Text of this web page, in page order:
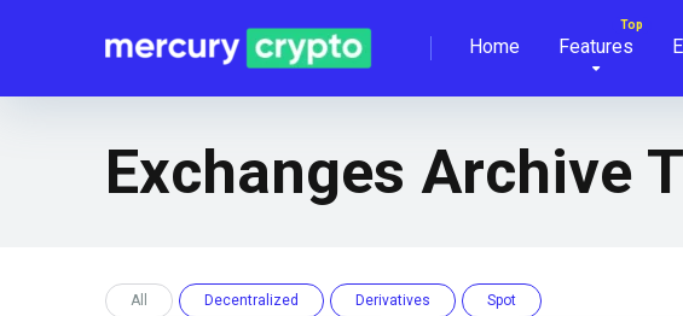
Home Features
Exchanges Archive
All Decentralized Derivatives Spot